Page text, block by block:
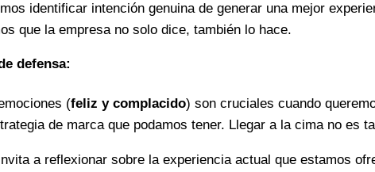
identificar intención genuina de generar una mejor
que la empresa no solo dice, también lo hace.
defensa:
(feliz y complacido) son cruciales cuando
de marca que podamos tener. Llegar a la cima no es
a reflexionar sobre la experiencia actual que estamos